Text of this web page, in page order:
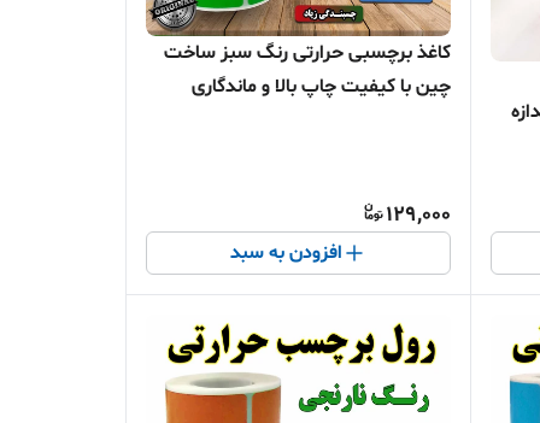
کاغذ برچسبی حرارتی رنگ سبز ساخت
چین با کیفیت چاپ بالا و ماندگاری
129,000
افزودن به سبد